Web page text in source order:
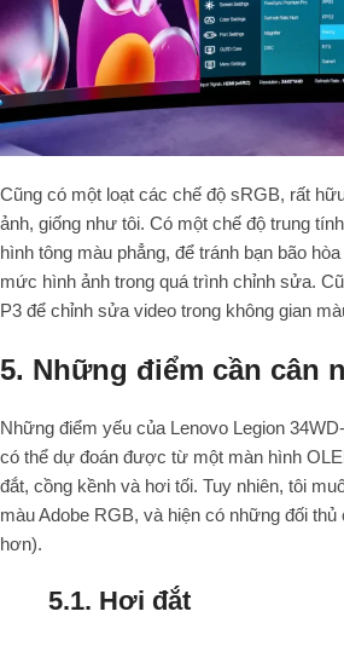
Cũng có một loạt các chế độ sRGB, rất
ảnh, giống như tôi. Có một chế độ trung
hình tông màu phẳng, để tránh bạn bão
mức hình ảnh trong quá trình chỉnh sửa.
P3 để chỉnh sửa video trong không gian
5. Những điểm cần cân
Những điểm yếu của Lenovo Legion
có thể dự đoán được từ một màn hình
đắt, cồng kềnh và hơi tối. Tuy nhiên, tôi
màu Adobe RGB, và hiện có những đối
hơn).
5.1. Hơi đắt